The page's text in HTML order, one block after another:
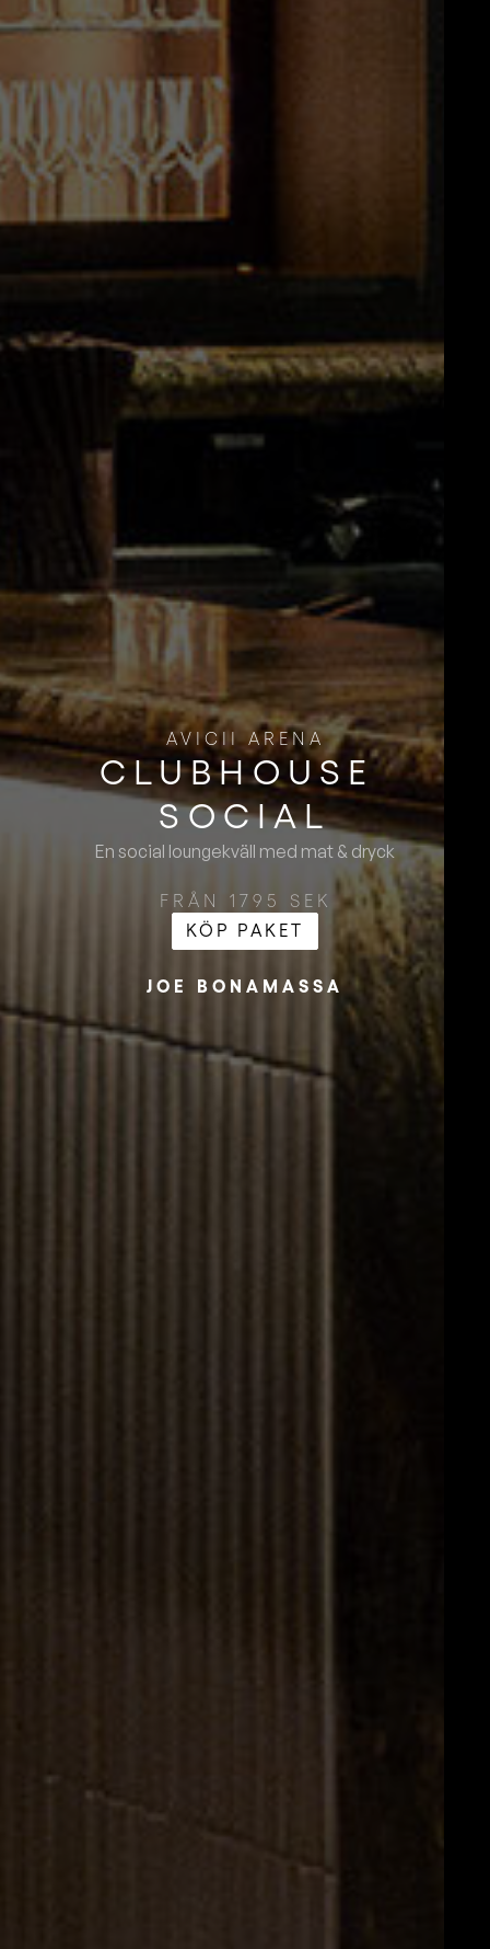
AVICII ARENA
CLUBHOUSE ​
SOCIAL
En social loungekväll med mat & dryck
FRÅN 1795 SEK
KÖP PAKET
JOE BONAMASSA